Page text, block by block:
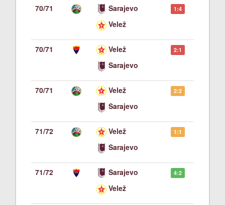
70/71
Sarajevo
Velež
1:4
70/71
Velež
Sarajevo
2:1
70/71
Velež
Sarajevo
2:2
71/72
Velež
Sarajevo
1:1
71/72
Sarajevo
Velež
4:2